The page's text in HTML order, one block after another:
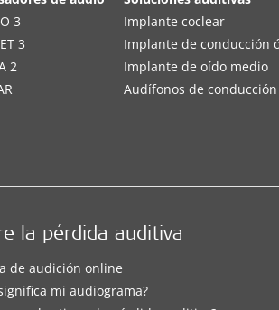
3
3
2
Implante coclear
Implante de conducción
Implante de oído medio
Audífonos de conducción
la pérdida auditiva
de audición online
mi audiograma?